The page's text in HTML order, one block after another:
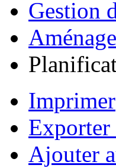
Gestion
Imprimer
Exporter
Ajouter